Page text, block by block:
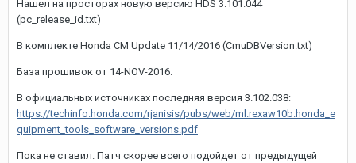
Нашел на просторах новую версию HDS 3.101.044
(pc_release_id.txt)
В комплекте Honda CM Update 11/14/2016 (CmuDBVersion.txt)
База прошивок от 14-NOV-2016.
В официальных источниках последняя версия 3.102.038:
https://techinfo.honda.com/rjanisis/pubs/web/ml.rexaw10b.honda_e
quipment_tools_software_versions.pdf
Пока не ставил. Патч скорее всего подойдет от предыдущей